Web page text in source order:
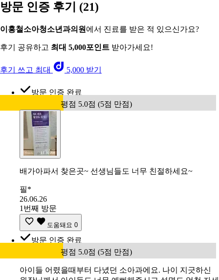
방문 인증 후기 (21)
이홍철소아청소년과의원 에서 진료를 받은 적 있으신가요?
후기 공유하고 최대 5,000포인트 받아가세요!
후기 쓰고 최대 5,000 받기
방문 인증 완료
평점 5.0점 (5점 만점)
배가아파서 찾은곳~ 선생님들도 너무 친절하세요~
필*
26.06.26
1번째 방문
도움돼요 0
방문 인증 완료
평점 5.0점 (5점 만점)
아이들 어렸을때부터 다녔던 소아과에요. 나이 지긋하신